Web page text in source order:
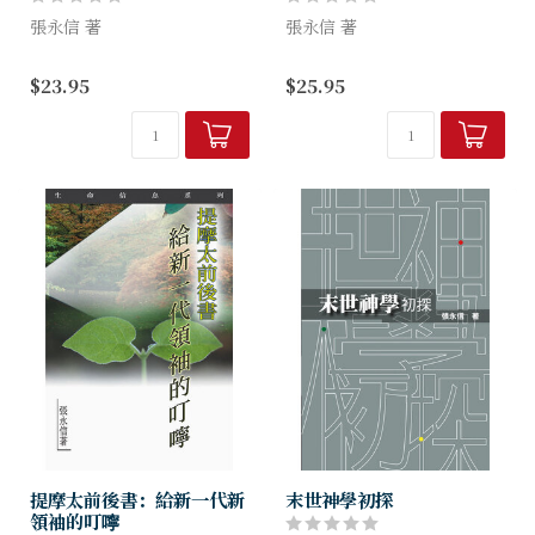
張永信 著
陌生的課題。今天許多信徒對
崇拜的意義和形式等都產生不
少疑問，只是沒途徑去尋求找
滿意的答案。作者在本書中詳
$23.95
張永信 著
獲益良多，於是決定寫羅馬書
注釋，藉文字讓更多人得益。
書中在詮釋經文後還加上反
省，更配合研經小冊，藉此鼓
$25.95
提摩太前後書：給新一代新
領袖的叮嚀
末世神學初探